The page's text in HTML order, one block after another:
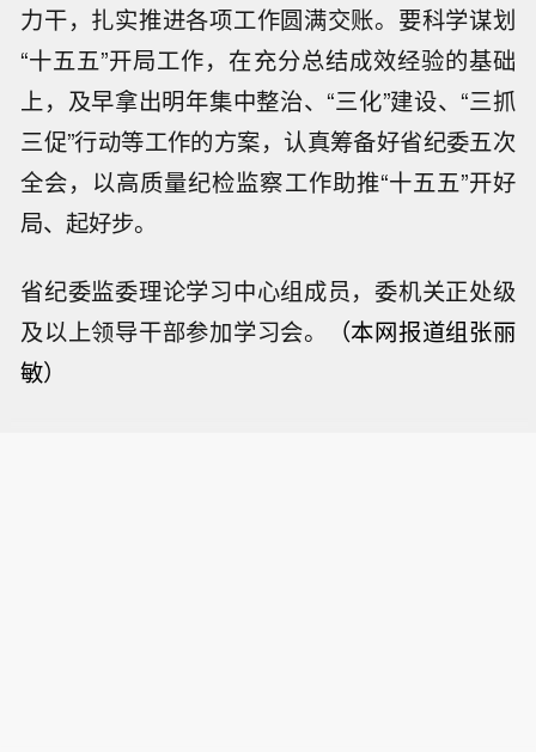
力干，扎实推进各项工作圆满交账。要科学谋划
“十五五”开局工作，在充分总结成效经验的基础
上，及早拿出明年集中整治、“三化”建设、“三抓
三促”行动等工作的方案，认真筹备好省纪委五次
全会，以高质量纪检监察工作助推“十五五”开好
局、起好步。
省纪委监委理论学习中心组成员，委机关正处级
及以上领导干部参加学习会。
（本网报道组张丽
敏）